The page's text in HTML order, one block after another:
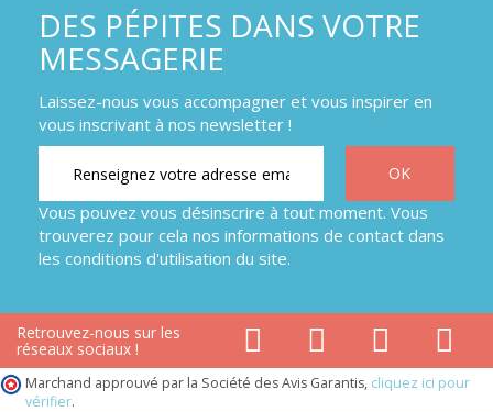
DES PÉPITES DANS VOTRE
MESSAGERIE
Laissez-nous vous accompagner et vous inspirer en
vous inscrivant à nos newsletter !
Vous pouvez vous désinscrire à tout moment. Vous
trouverez pour cela nos informations de contact dans
les conditions d'utilisation du site.
Retrouvez-nous sur les
réseaux sociaux !
Marchand approuvé par la Société des Avis Garantis, cliquez ici pour
vérifier.